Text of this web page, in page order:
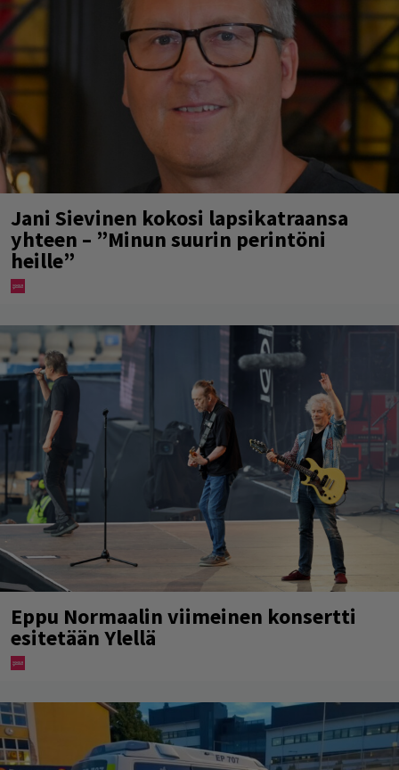
Jani Sievinen kokosi lapsikatraansa
yhteen – ”Minun suurin perintöni
heille”
Eppu Normaalin viimeinen konsertti
esitetään Ylellä